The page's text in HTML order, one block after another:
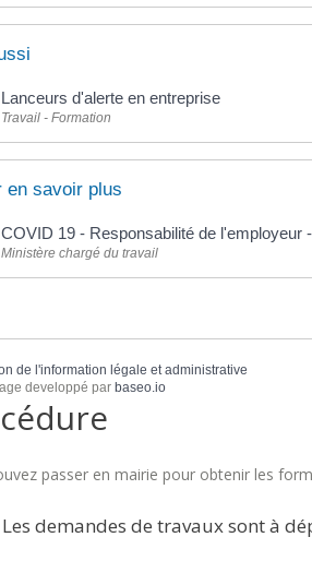
Lanceurs d'alerte en entreprise
Travail - Formation
en savoir plus
COVID 19 - Responsabilité de l'employeur
Ministère chargé du travail
de l'information légale et administrative
developpé par baseo.io
passer en mairie pour obtenir les
Les demandes de travaux sont à